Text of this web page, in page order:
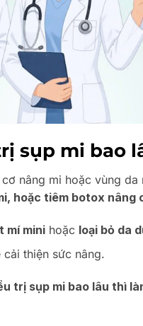
sụp mi bao
nâng mi hoặc vùng
hoặc tiêm botox nâng
mí minihoặc loại bỏ da
thiện sức nâng.
trị sụp mi bao lâu thì